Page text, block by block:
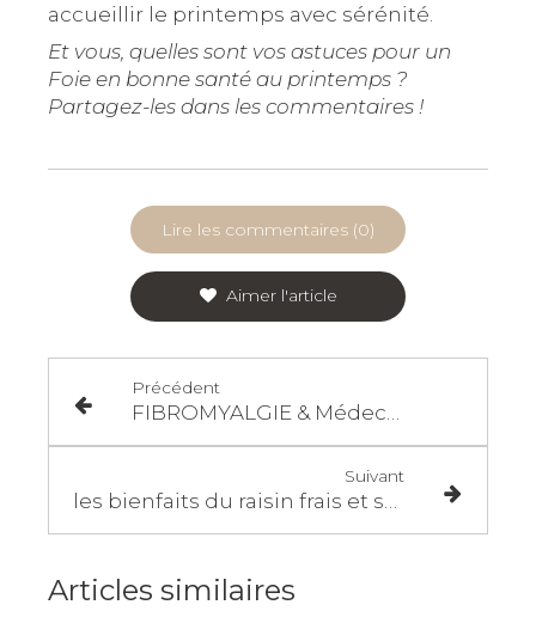
accueillir le printemps avec sérénité.
Et vous, quelles sont vos astuces pour un
Foie en bonne santé au printemps ?
Partagez-les dans les commentaires !
Lire les commentaires (0)
Aimer l'article
Précédent
Suivant
Articles similaires